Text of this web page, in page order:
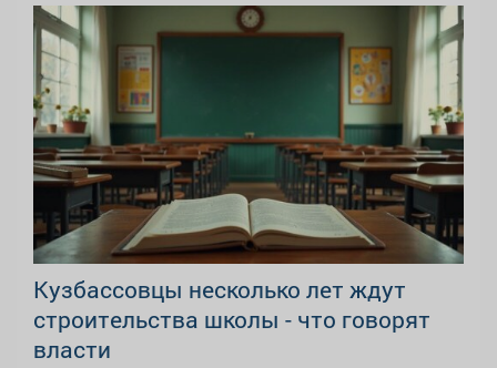
Кузбассовцы несколько лет ждут
строительства школы - что говорят
власти